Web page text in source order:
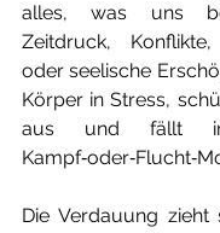
alles, was uns
Zeitdruck,
oder seelische
Körper in Stress,
aus und fällt
Die Verdauung